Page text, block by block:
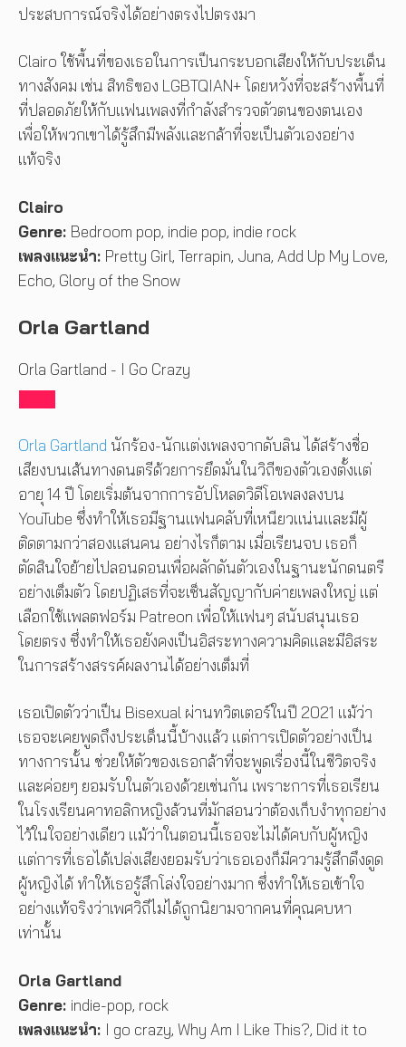
ประสบการณ์จริงได้อย่างตรงไปตรงมา
Clairo ใช้พื้นที่ของเธอในการเป็นกระบอกเสียงให้กับประเด็น
ทางสังคม เช่น สิทธิของ LGBTQIAN+ โดยหวังที่จะสร้างพื้นที่
ที่ปลอดภัยให้กับแฟนเพลงที่กำลังสำรวจตัวตนของตนเอง
เพื่อให้พวกเขาได้รู้สึกมีพลังและกล้าที่จะเป็นตัวเองอย่าง
แท้จริง
Clairo
Genre: Bedroom pop, indie pop, indie rock
เพลงแนะนำ: Pretty Girl, Terrapin, Juna, Add Up My Love,
Echo, Glory of the Snow
Orla Gartland
Orla Gartland - I Go Crazy
Orla Gartland นักร้อง-นักแต่งเพลงจากดับลิน ได้สร้างชื่อ
เสียงบนเส้นทางดนตรีด้วยการยึดมั่นในวิถีของตัวเองตั้งแต่
อายุ 14 ปี โดยเริ่มต้นจากการอัปโหลดวิดีโอเพลงลงบน
YouTube ซึ่งทำให้เธอมีฐานแฟนคลับที่เหนียวแน่นและมีผู้
ติดตามกว่าสองแสนคน อย่างไรก็ตาม เมื่อเรียนจบ เธอก็
ตัดสินใจย้ายไปลอนดอนเพื่อผลักดันตัวเองในฐานะนักดนตรี
อย่างเต็มตัว โดยปฏิเสธที่จะเซ็นสัญญากับค่ายเพลงใหญ่ แต่
เลือกใช้แพลตฟอร์ม Patreon เพื่อให้แฟนๆ สนับสนุนเธอ
โดยตรง ซึ่งทำให้เธอยังคงเป็นอิสระทางความคิดและมีอิสระ
ในการสร้างสรรค์ผลงานได้อย่างเต็มที่
เธอเปิดตัวว่าเป็น Bisexual ผ่านทวิตเตอร์ในปี 2021 แม้ว่า
เธอจะเคยพูดถึงประเด็นนี้บ้างแล้ว แต่การเปิดตัวอย่างเป็น
ทางการนั้น ช่วยให้ตัวของเธอกล้าที่จะพูดเรื่องนี้ในชีวิตจริง
และค่อยๆ ยอมรับในตัวเองด้วยเช่นกัน เพราะการที่เธอเรียน
ในโรงเรียนคาทอลิกหญิงล้วนที่มักสอนว่าต้องเก็บงำทุกอย่าง
ไว้ในใจอย่างเดียว แม้ว่าในตอนนี้เธอจะไม่ได้คบกับผู้หญิง
แต่การที่เธอได้เปล่งเสียงยอมรับว่าเธอเองก็มีความรู้สึกดึงดูด
ผู้หญิงได้ ทำให้เธอรู้สึกโล่งใจอย่างมาก ซึ่งทำให้เธอเข้าใจ
อย่างแท้จริงว่าเพศวิถีไม่ได้ถูกนิยามจากคนที่คุณคบหา
เท่านั้น
Orla Gartland
Genre: indie-pop, rock
เพลงแนะนำ: I go crazy, Why Am I Like This?, Did it to